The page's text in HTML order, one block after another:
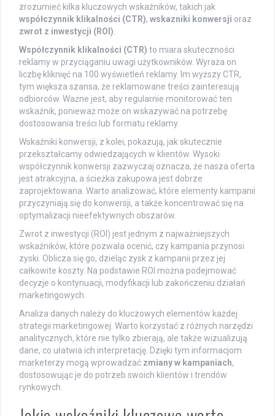
zrozumieć kilka kluczowych wskaźników, takich jak
współczynnik klikalności (CTR), wskazniki konwersji oraz
zwrot z inwestycji (ROI)
Współczynnik klikalności (CTR) to miara skuteczności
reklamy w przyciąganiu uwagi użytkowników. Wyraża on
liczbę kliknięć na 100 wyświetleń reklamy. Im wyższy CTR,
tym większa szansa, że reklamowane treści zainteresują
odbiorców. Ważne jest, aby regularnie monitorować ten
wskaźnik, ponieważ może on wskazywać na potrzebę
dostosowania treści lub formatu reklamy.
Wskaźniki konwersji, z kolei, pokazują, jak skutecznie
przekształcamy odwiedzających w klientów. Wysoki
współczynnik konwersji zazwyczaj oznacza, że nasza oferta
jest atrakcyjna, a ścieżka zakupowa jest dobrze
zaprojektowana. Warto analizować, które elementy kampanii
przyczyniają się do konwersji, a także koncentrować się na
optymalizacji nieefektywnych obszarów.
Zwrot z inwestycji (ROI) jest jednym z najważniejszych
wskaźników, które pozwala ocenić, czy kampania przynosi
zyski. Oblicza się go, dzieląc zysk z kampanii przez jej
całkowite koszty. Na podstawie ROI można podejmować
decyzje o kontynuacji, modyfikacji lub zakończeniu działań
marketingowych.
Analiza danych należy do kluczowych elementów każdej
strategii marketingowej. Warto korzystać z różnych narzędzi
analitycznych, które nie tylko zbierają, ale także wizualizują
dane, co ułatwia ich interpretację. Dzięki tym informacjom
marketerzy mogą wprowadzać zmiany w kampaniach,
dostosowując je do potrzeb swoich klientów i trendów
rynkowych.